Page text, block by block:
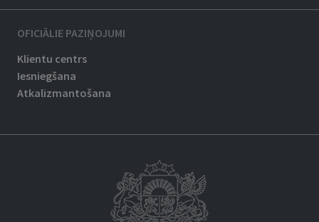
OFICIĀLIE PAZIŅOJUMI
Klientu centrs
Iesniegšana
Atkalizmantošana